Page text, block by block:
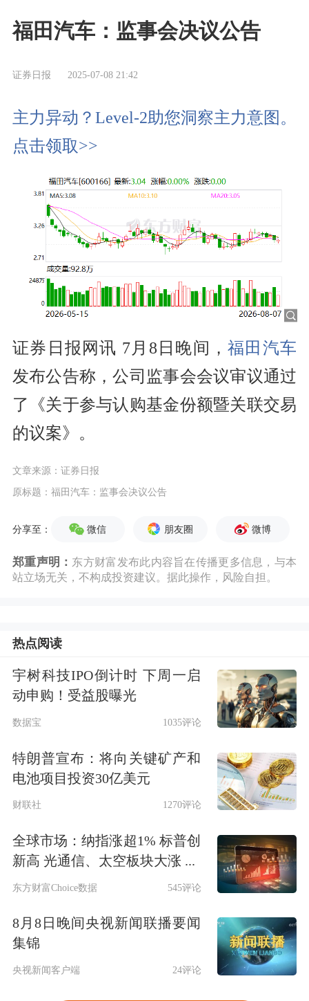
福田汽车：监事会决议公告
证券日报 2025-07-08 21:42
主力异动？Level-2助您洞察主力意图。
点击领取>>
证券日报网讯 7月8日晚间，福田汽车
发布公告称，公司监事会会议审议通过
了《关于参与认购基金份额暨关联交易
的议案》。
文章来源：证券日报
原标题：福田汽车：监事会决议公告
分享至： 微信 朋友圈 微博
郑重声明： 东方财富发布此内容旨在传播更多信息，与本
站立场无关，不构成投资建议。据此操作，风险自担。
热点阅读
宇树科技IPO倒计时 下周一启
动申购！受益股曝光
数据宝 1035评论
特朗普宣布：将向关键矿产和
电池项目投资30亿美元
财联社 1270评论
全球市场：纳指涨超1% 标普创
新高 光通信、太空板块大涨 ...
东方财富Choice数据 545评论
8月8日晚间央视新闻联播要闻
集锦
央视新闻客户端 24评论